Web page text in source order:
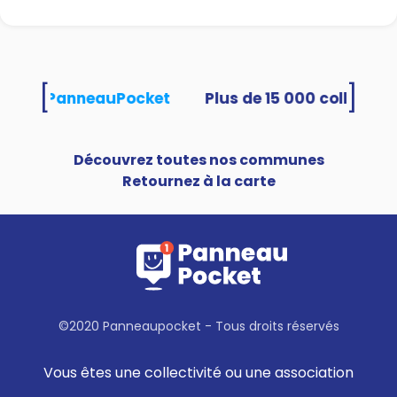
PanneauPocket
Découvrez toutes nos communes
Retournez à la carte
©2020 Panneaupocket - Tous droits réservés
Vous êtes une collectivité ou une association